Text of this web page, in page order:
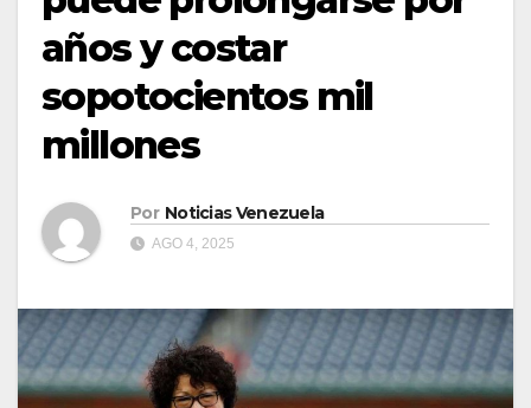
años y costar
sopotocientos mil
millones
Por Noticias Venezuela
AGO 4, 2025